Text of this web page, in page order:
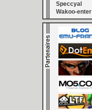
Speccyal
Wakoo-enter